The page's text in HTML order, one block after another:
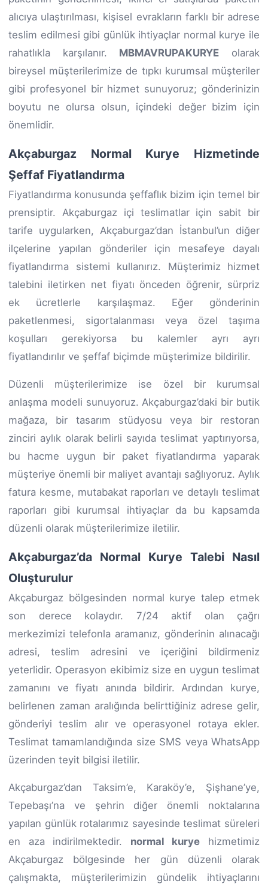
alıcıya ulaştırılması, kişisel evrakların farklı bir adrese
teslim edilmesi gibi günlük ihtiyaçlar normal kurye ile
rahatlıkla karşılanır. MBMAVRUPAKURYE olarak
bireysel müşterilerimize de tıpkı kurumsal müşteriler
gibi profesyonel bir hizmet sunuyoruz; gönderinizin
boyutu ne olursa olsun, içindeki değer bizim için
önemlidir.
Akçaburgaz Normal Kurye Hizmetinde
Şeffaf Fiyatlandırma
Fiyatlandırma konusunda şeffaflık bizim için temel bir
prensiptir. Akçaburgaz içi teslimatlar için sabit bir
tarife uygularken, Akçaburgaz’dan İstanbul’un diğer
ilçelerine yapılan gönderiler için mesafeye dayalı
fiyatlandırma sistemi kullanırız. Müşterimiz hizmet
talebini iletirken net fiyatı önceden öğrenir, sürpriz
ek ücretlerle karşılaşmaz. Eğer gönderinin
paketlenmesi, sigortalanması veya özel taşıma
koşulları gerekiyorsa bu kalemler ayrı ayrı
fiyatlandırılır ve şeffaf biçimde müşterimize bildirilir.
Düzenli müşterilerimize ise özel bir kurumsal
anlaşma modeli sunuyoruz. Akçaburgaz’daki bir butik
mağaza, bir tasarım stüdyosu veya bir restoran
zinciri aylık olarak belirli sayıda teslimat yaptırıyorsa,
bu hacme uygun bir paket fiyatlandırma yaparak
müşteriye önemli bir maliyet avantajı sağlıyoruz. Aylık
fatura kesme, mutabakat raporları ve detaylı teslimat
raporları gibi kurumsal ihtiyaçlar da bu kapsamda
düzenli olarak müşterilerimize iletilir.
Akçaburgaz’da Normal Kurye Talebi Nasıl
Oluşturulur
Akçaburgaz bölgesinden normal kurye talep etmek
son derece kolaydır. 7/24 aktif olan çağrı
merkezimizi telefonla aramanız, gönderinin alınacağı
adresi, teslim adresini ve içeriğini bildirmeniz
yeterlidir. Operasyon ekibimiz size en uygun teslimat
zamanını ve fiyatı anında bildirir. Ardından kurye,
belirlenen zaman aralığında belirttiğiniz adrese gelir,
gönderiyi teslim alır ve operasyonel rotaya ekler.
Teslimat tamamlandığında size SMS veya WhatsApp
üzerinden teyit bilgisi iletilir.
Akçaburgaz’dan Taksim’e, Karaköy’e, Şişhane’ye,
Tepebaşı’na ve şehrin diğer önemli noktalarına
yapılan günlük rotalarımız sayesinde teslimat süreleri
en aza indirilmektedir. normal kurye hizmetimiz
Akçaburgaz bölgesinde her gün düzenli olarak
çalışmakta, müşterilerimizin gündelik ihtiyaçlarını